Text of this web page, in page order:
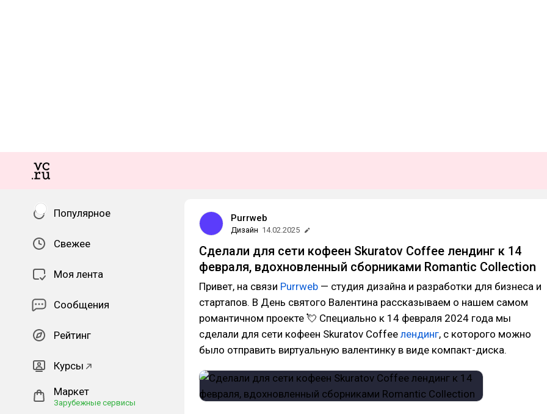
Популярное
Свежее
Моя лента
Сообщения
Рейтинг
Курсы
Маркет
Зарубежные сервисы
Purrweb
Дизайн 14.02.2025
Сделали для сети кофеен Skuratov Coffee лендинг к 14
февраля, вдохновленный сборниками Romantic Collection
Привет, на связи Purrweb — студия дизайна и разработки для бизнеса и
стартапов. В День святого Валентина рассказываем о нашем самом
романтичном проекте 💘 Специально к 14 февраля 2024 года мы
сделали для сети кофеен Skuratov Coffee лендинг, с которого можно
было отправить виртуальную валентинку в виде компакт-диска.